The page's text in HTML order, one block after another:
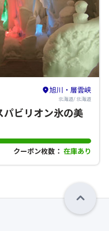
旭川・層雲峡
北海道/ 北海道
パビリオン氷の美
クーポン枚数： 在庫あり